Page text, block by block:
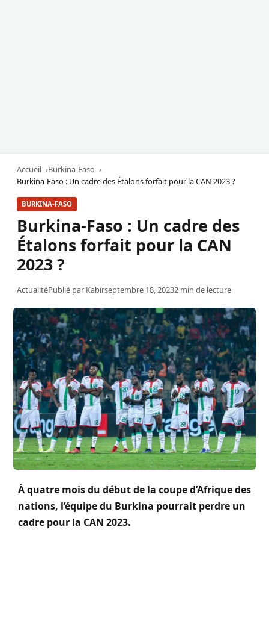
Accueil
Burkina-Faso
Burkina-Faso : Un cadre des Étalons forfait pour la CAN 2023 ?
BURKINA-FASO
Burkina-Faso : Un cadre des
Étalons forfait pour la CAN
2023 ?
ActualitéPublié par Kabirseptembre 18, 20232 min de lecture
À quatre mois du début de la coupe d’Afrique des
nations, l’équipe du Burkina pourrait perdre un
cadre pour la CAN 2023.